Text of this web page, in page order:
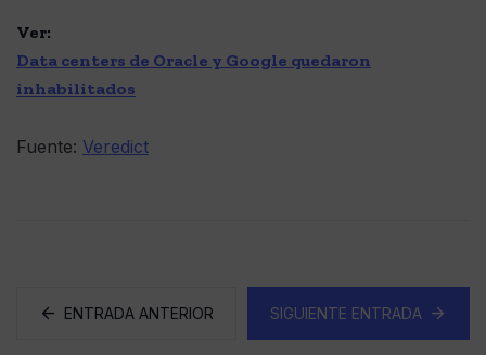
Ver:
Data centers de Oracle y Google quedaron
inhabilitados
Fuente: Veredict
ENTRADA ANTERIOR SIGUIENTE ENTRADA